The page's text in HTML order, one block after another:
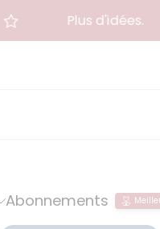
Plus d'idées.
Abonnements